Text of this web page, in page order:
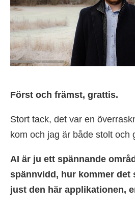
Först och främst, grattis.
Stort tack, det var en
kom och jag är både stolt och
AI är ju ett spännande
spännvidd, hur kommer det
just den här applikationen,